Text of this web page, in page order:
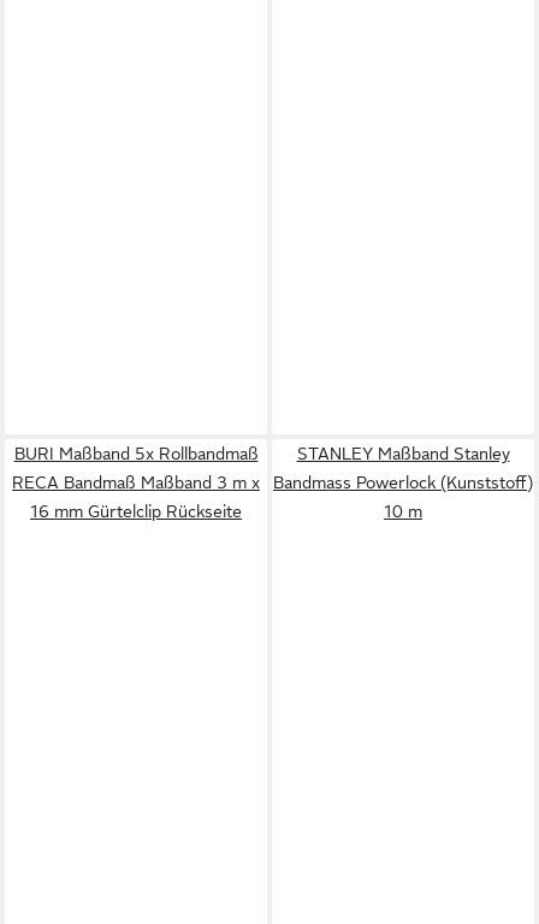
BURI Maßband 5x Rollbandmaß
RECA Bandmaß Maßband 3 m x
16 mm Gürtelclip Rückseite
STANLEY Maßband Stanley
Bandmass Powerlock (Kunststoff)
10 m